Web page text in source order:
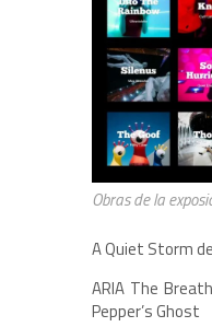
Obras de la
A Quiet Storm
ARIA The
Pepper’s Ghost